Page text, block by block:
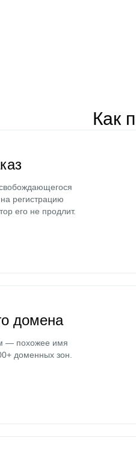
Как
регистрацию
его не продлит.
домена
— похожее имя
доменных зон.